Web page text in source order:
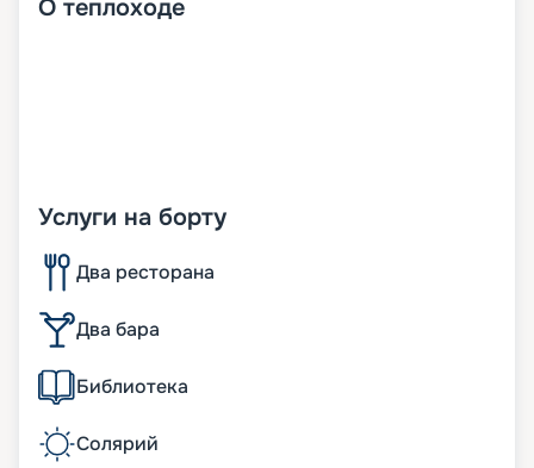
О теплоходе
Услуги на борту
Два ресторана
Два бара
Библиотека
Солярий